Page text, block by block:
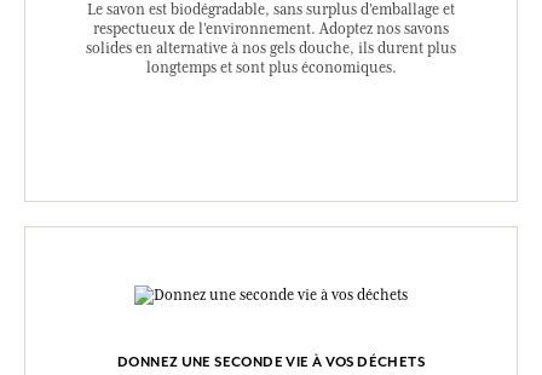
Le savon est biodégradable, sans surplus d’emballage et
respectueux de l’environnement. Adoptez nos savons
solides en alternative à nos gels douche, ils durent plus
longtemps et sont plus économiques.
DONNEZ UNE SECONDE VIE À VOS DÉCHETS